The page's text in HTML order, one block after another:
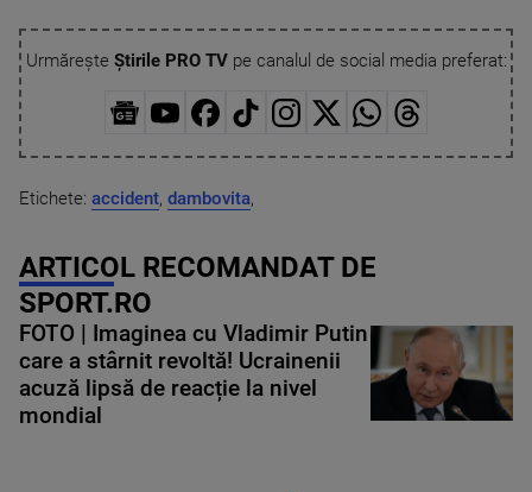
Urmărește Știrile PRO TVpe canalul de social media preferat:
Etichete: accident, dambovita,
ARTICOL RECOMANDAT DE
SPORT.RO
FOTO | Imaginea cu Vladimir Putin
care a stârnit revoltă! Ucrainenii
acuză lipsă de reacție la nivel
mondial